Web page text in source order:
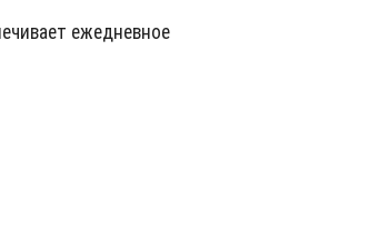
ежедневное